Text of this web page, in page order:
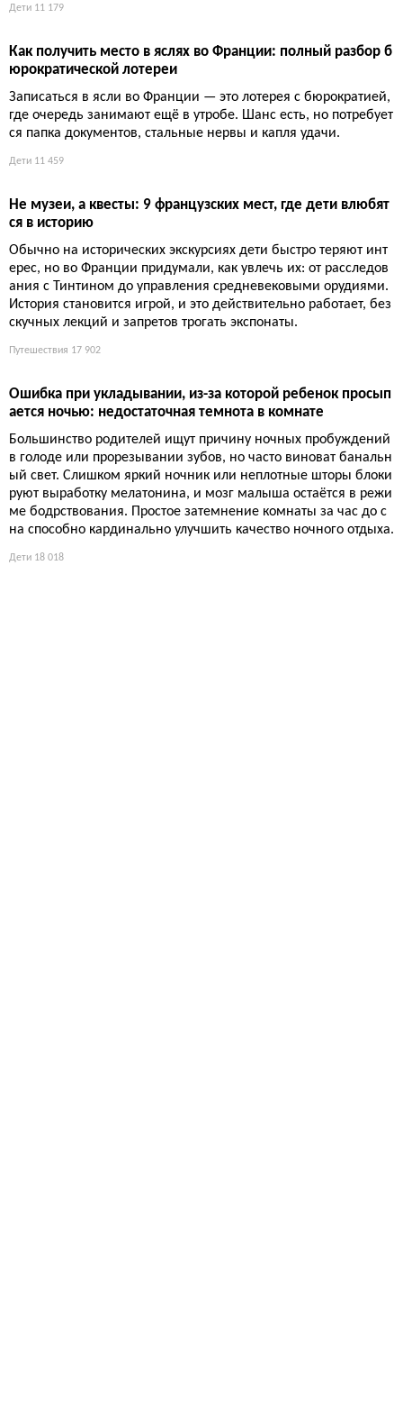
лектив, но требуют подстраиваться под график, а няня предл
р зависит от возраста и потребностей семьи.
Дети 11 306
з слез
Адаптация к яслям или няне — это экзамен для родителей. Д
ети справляются быстрее, если взрослые перестают паников
ать и начинают действовать по плану: постепенно, с любовь
ю и без тайных исчезновений. Секрет в том, чтобы ребенок з
нал: мама вернется, а рядом будет тот, кто позаботится.
Дети 11 179